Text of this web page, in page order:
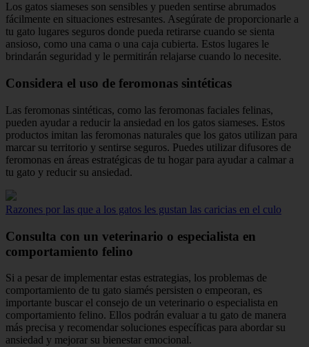
Los gatos siameses son sensibles y pueden sentirse abrumados
fácilmente en situaciones estresantes. Asegúrate de proporcionarle a
tu gato lugares seguros donde pueda retirarse cuando se sienta
ansioso, como una cama o una caja cubierta. Estos lugares le
brindarán seguridad y le permitirán relajarse cuando lo necesite.
Considera el uso de feromonas sintéticas
Las feromonas sintéticas, como las feromonas faciales felinas,
pueden ayudar a reducir la ansiedad en los gatos siameses. Estos
productos imitan las feromonas naturales que los gatos utilizan para
marcar su territorio y sentirse seguros. Puedes utilizar difusores de
feromonas en áreas estratégicas de tu hogar para ayudar a calmar a
tu gato y reducir su ansiedad.
Razones por las que a los gatos les gustan las caricias en el culo
Consulta con un veterinario o especialista en
comportamiento felino
Si a pesar de implementar estas estrategias, los problemas de
comportamiento de tu gato siamés persisten o empeoran, es
importante buscar el consejo de un veterinario o especialista en
comportamiento felino. Ellos podrán evaluar a tu gato de manera
más precisa y recomendar soluciones específicas para abordar su
ansiedad y mejorar su bienestar emocional.